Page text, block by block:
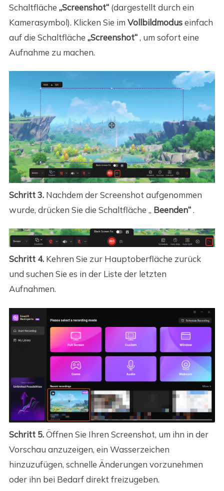
Schaltfläche „Screenshot“(dargestellt durch ein
Kamerasymbol). Klicken Sie im Vollbildmoduseinfach
auf die Schaltfläche „Screenshot“, um sofort eine
Aufnahme zu machen.
Schritt 3.Nachdem der Screenshot aufgenommen
wurde, drücken Sie die Schaltfläche „ Beenden“.
Schritt 4.Kehren Sie zur Hauptoberfläche zurück
und suchen Sie es in der Liste der letzten
Aufnahmen.
Schritt 5.Öffnen Sie Ihren Screenshot, um ihn in der
Vorschau anzuzeigen, ein Wasserzeichen
hinzuzufügen, schnelle Änderungen vorzunehmen
oder ihn bei Bedarf direkt freizugeben.